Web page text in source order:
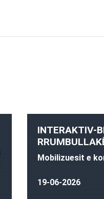
INTERAKTIV-
Mobilizuesit e
19-06-2026